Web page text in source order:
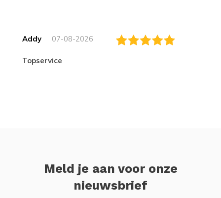
Addy 07-08-2026
topservice
Meld je aan voor onze
nieuwsbrief